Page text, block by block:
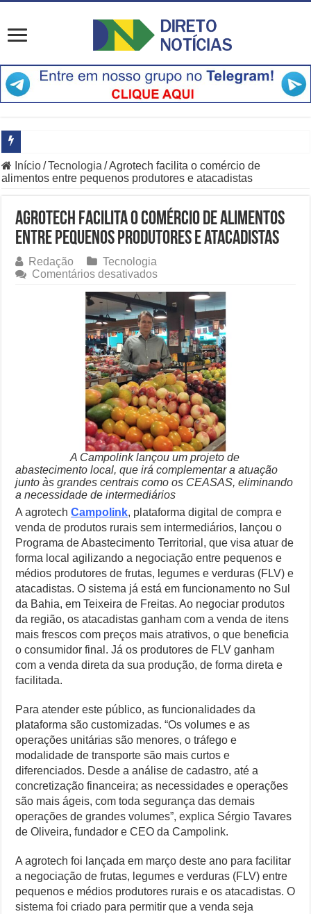
O Que Está Por Trás do Escândalo de R$ 308 Mi em MT?
Especialistas Revelam os Riscos dos Ventos de 76 km/h no Rio
Família Livre, Senador Investigado: O Que Mudou na Operação
Controverso: IBS e CBS Dividem Empresários na Reforma
Como Resolver a Disputa Política do Republicanos Rumo a 2026
O Que Levou Quatro Trabalhadores à Morte em Obra Proibida no
Casa Branca Antes Distante, Camp David Agora no Centro do Poder
Especialistas Revelam o Que Levou ao Ataque Fatal na Fábrica
Início/Tecnologia /Agrotech facilita o comércio de
alimentos entre pequenos produtores e atacadistas
Agrotech facilita o comércio de alimentos
entre pequenos produtores e atacadistas
Redação
Tecnologia
Comentários desativadosem
facilita
o
comércio
de
alimentos
entre
pequenos
produtores
e
atacadistas
A Campolink lançou um projeto de
abastecimento local, que irá complementar a atuação
junto às grandes centrais como os CEASAS, eliminando
a necessidade de intermediários
A agrotechCampolink, plataforma digital de compra e
venda de produtos rurais sem intermediários, lançou o
Programa de Abastecimento Territorial, que visa atuar de
forma local agilizando a negociação entre pequenos e
médios produtores de frutas, legumes e verduras (FLV) e
atacadistas. O sistema já está em funcionamento no Sul
da Bahia, em Teixeira de Freitas. Ao negociar produtos
da região, os atacadistas ganham com a venda de itens
mais frescos com preços mais atrativos, o que beneficia
o consumidor final. Já os produtores de FLV ganham
com a venda direta da sua produção, de forma direta e
facilitada.
Para atender este público, as funcionalidades da
plataforma são customizadas. “Os volumes e as
operações unitárias são menores, o tráfego e
modalidade de transporte são mais curtos e
diferenciados. Desde a análise de cadastro, até a
concretização financeira; as necessidades e operações
são mais ágeis, com toda segurança das demais
operações de grandes volumes”, explica Sérgio Tavares
de Oliveira, fundador e CEO da Campolink.
A agrotech foi lançada em março deste ano para facilitar
a negociação de frutas, legumes e verduras (FLV) entre
pequenos e médios produtores rurais e os atacadistas. O
sistema foi criado para permitir que a venda seja